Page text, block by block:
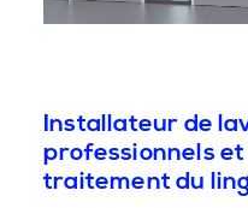
Installateur de
professionnels
traitement du